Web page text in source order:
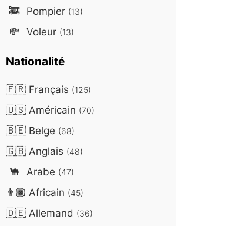
🚒 Pompier (13)
💸 Voleur (13)
Nationalité
🇫🇷Français (125)
🇺🇸Américain (70)
🇧🇪Belge (68)
🇬🇧Anglais (48)
🐪 Arabe (47)
👨🏿 Africain (45)
🇩🇪Allemand (36)